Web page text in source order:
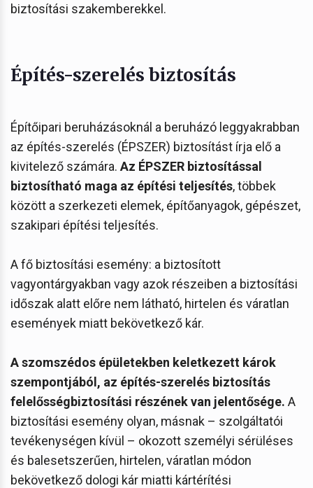
biztosítási szakemberekkel.
Építés-szerelés biztosítás
Építőipari beruházásoknál a beruházó leggyakrabban
az építés-szerelés (ÉPSZER) biztosítást írja elő a
kivitelező számára. Az ÉPSZER biztosítással
biztosítható maga az építési teljesítés, többek
között a szerkezeti elemek, építőanyagok, gépészet,
szakipari építési teljesítés.
A fő biztosítási esemény: a biztosított
vagyontárgyakban vagy azok részeiben a biztosítási
időszak alatt előre nem látható, hirtelen és váratlan
események miatt bekövetkező kár.
A szomszédos épületekben keletkezett károk
szempontjából, az építés-szerelés biztosítás
felelősségbiztosítási részének van jelentősége. A
biztosítási esemény olyan, másnak – szolgáltatói
tevékenységen kívül – okozott személyi sérüléses
és balesetszerűen, hirtelen, váratlan módon
bekövetkező dologi kár miatti kártérítési